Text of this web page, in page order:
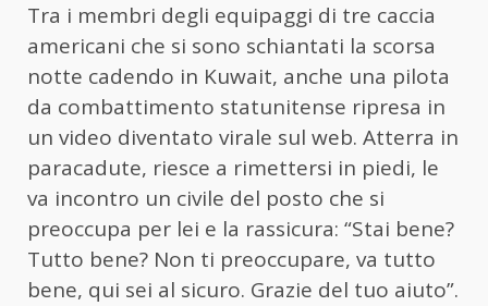
Tra i membri degli equipaggi di tre caccia
americani che si sono schiantati la scorsa
notte cadendo in Kuwait, anche una pilota
da combattimento statunitense ripresa in
un video diventato virale sul web. Atterra in
paracadute, riesce a rimettersi in piedi, le
va incontro un civile del posto che si
preoccupa per lei e la rassicura: “Stai bene?
Tutto bene? Non ti preoccupare, va tutto
bene, qui sei al sicuro. Grazie del tuo aiuto”.